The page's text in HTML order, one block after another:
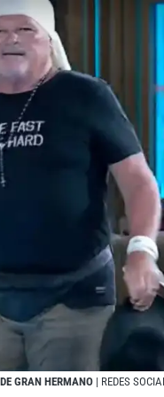
GRAN HERMANO | REDES